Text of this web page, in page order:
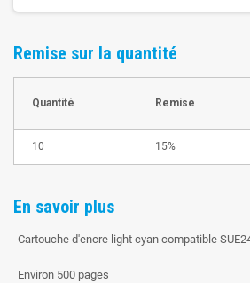
Remise sur la quantité
Quantité Remise
10 15%
En savoir plus
Cartouche d'encre light cyan compatible
Environ 500 pages